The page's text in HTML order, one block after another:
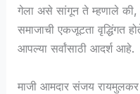
गेला असे सांगून ते म्हणाले की,
समाजाची एकजूटता वृद्धिंगत
आपल्या सर्वांसाठी आदर्श आहे.
माजी आमदार संजय रायमुलकर